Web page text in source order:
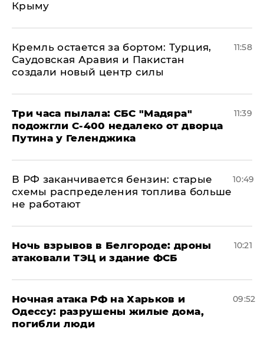
Крыму
​Кремль остается за бортом: Турция,
Саудовская Аравия и Пакистан
создали новый центр силы
11:58
Три часа пылала: СБС "Мадяра"
подожгли С-400 недалеко от дворца
Путина у Геленджика
11:39
​В РФ заканчивается бензин: старые
схемы распределения топлива больше
не работают
10:49
​Ночь взрывов в Белгороде: дроны
атаковали ТЭЦ и здание ФСБ
10:21
​Ночная атака РФ на Харьков и
Одессу: разрушены жилые дома,
погибли люди
09:52